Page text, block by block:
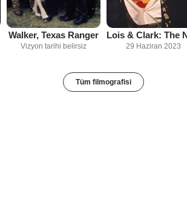
Walker, Texas Ranger
Vizyon tarihi belirsiz 29 Haziran 2023
Tüm filmografisi